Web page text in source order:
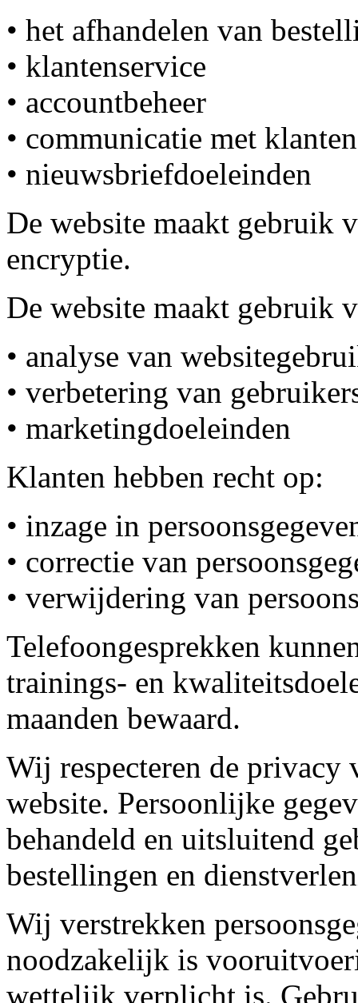
• het afhandelen van
• klantenservice
• accountbeheer
• communicatie met klanten
• nieuwsbriefdoeleinden
De website maakt gebruik
encryptie.
De website maakt gebruik
• analyse van
• verbetering van
• marketingdoeleinden
Klanten hebben recht op:
• inzage in
• correctie van
• verwijdering van
Telefoongesprekken
trainings- en
maanden bewaard.
Wij respecteren de privacy
website. Persoonlijke
behandeld en uitsluitend
bestellingen en
Wij verstrekken
noodzakelijk is
wettelijk verplicht is.